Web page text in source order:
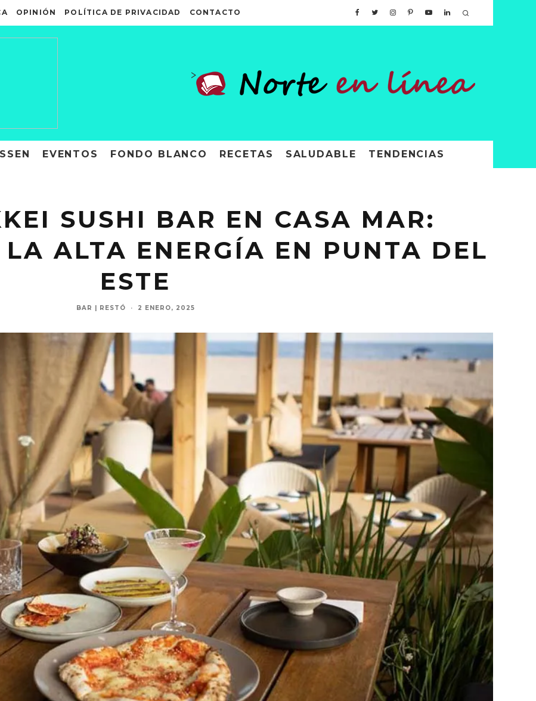
OPINIÓN POLÍTICA DE PRIVACIDAD CONTACTO
>
EVENTOS FONDO BLANCO RECETAS SALUDABLE TENDENCIAS
SUSHI BAR EN CASA MAR:
ALTA ENERGÍA EN PUNTA DEL
ESTE
BAR | RESTÓ · 2 ENERO, 2025